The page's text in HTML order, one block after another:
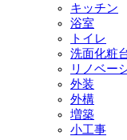
キッチン
浴室
トイレ
洗面化粧
リノベー
外装
外構
増築
小工事